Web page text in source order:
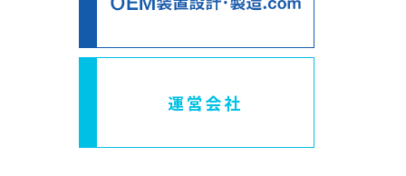
運営会社